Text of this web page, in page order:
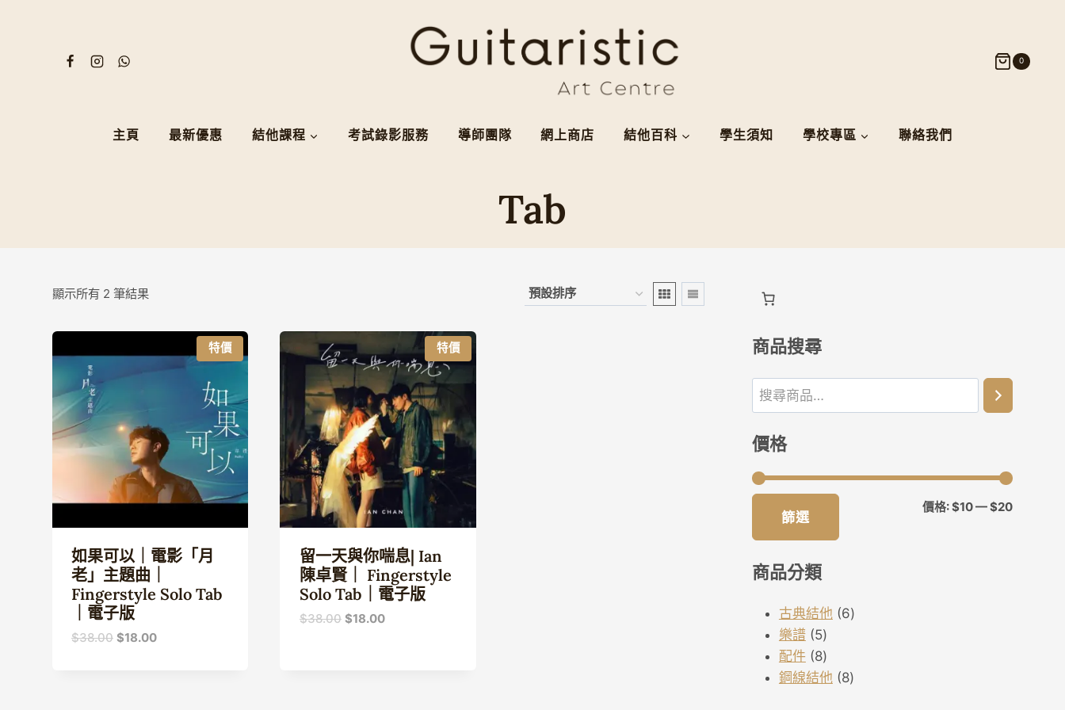
0
主頁 最新優惠 結他課程 考試錄影服務 導師團隊 網上商店 結他百科 學生須知 學校專區 聯絡我們
Tab
顯示所有 2 筆結果
特價
如果可以｜電影「月
老」主題曲｜
Fingerstyle Solo Tab
｜電子版
$38.00 原
$18.00目
特價
留一天與你喘息| Ian
陳卓賢｜ Fingerstyle
Solo Tab｜電子版
$38.00 原
$18.00目
商品搜尋
價格
最
最
篩選
價格:$10—$20
商品分類
古典結他 66
品
樂譜 55
個
產
配件 88
個
鋼線結他 88